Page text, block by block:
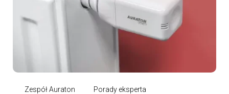
Zespół Auraton Porady eksperta